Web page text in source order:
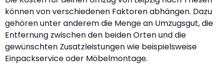
können von verschiedenen Faktoren abhängen. Dazu
gehören unter anderem die Menge an Umzugsgut, die
Entfernung zwischen den beiden Orten und die
gewünschten Zusatzleistungen wie beispielsweise
Einpackservice oder Möbelmontage.